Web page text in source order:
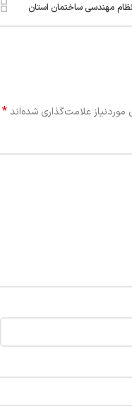
مهندسی ساختمان استان
علامت‌گذاری شده‌اند*